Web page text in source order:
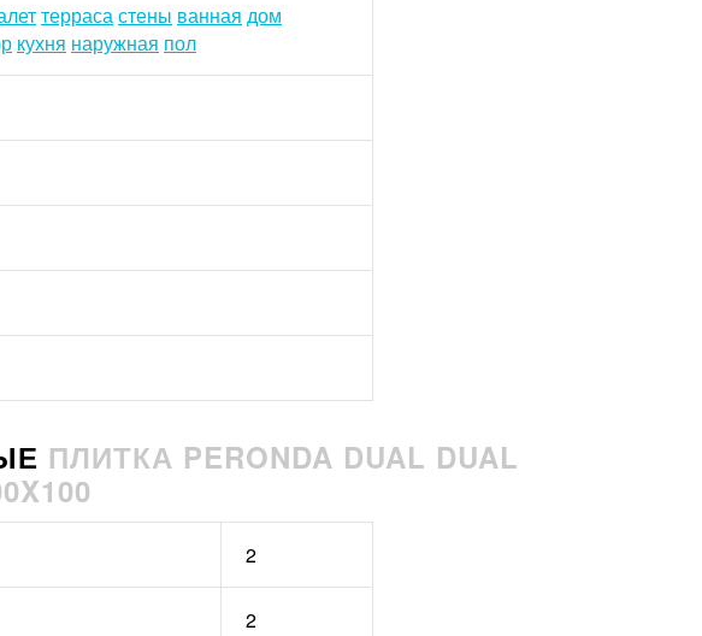
террасастены ванная дом
кухня наружная пол
ПЛИТКА PERONDA DUAL DUAL
2
2